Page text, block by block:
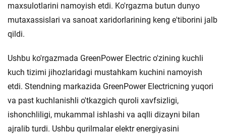
maxsulotlarini namoyish etdi. Ko'rgazma butun dunyo
mutaxassislari va sanoat xaridorlarining keng e'tiborini jalb
qildi.
Ushbu ko'rgazmada GreenPower Electric o'zining kuchli
kuch tizimi jihozlaridagi mustahkam kuchini namoyish
etdi. Stendning markazida GreenPower Electricning yuqori
va past kuchlanishli o'tkazgich quroli xavfsizligi,
ishonchliligi, mukammal ishlashi va aqlli dizayni bilan
ajralib turdi. Ushbu qurilmalar elektr energiyasini